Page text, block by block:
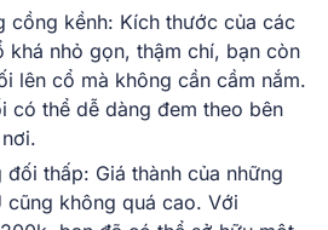
cồng kềnh: Kích thước của các
khá nhỏ gọn, thậm chí, bạn còn
lên cổ mà không cần cầm nắm.
có thể dễ dàng đem theo bên
đối thấp: Giá thành của những
không quá cao. Với